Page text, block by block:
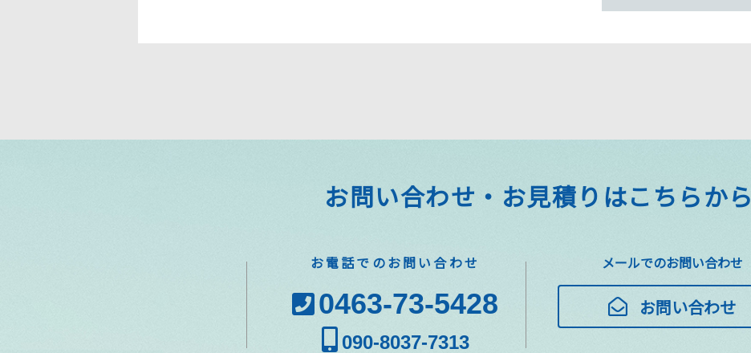
お問い合わせ・お見積りはこちらから
お電話でのお問い合わせ
0463-73-5428
090-8037-7313
メールでのお問い合わせ
お問い合わせ